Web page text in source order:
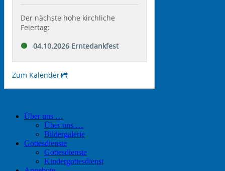
Über uns …
Über uns …
Bildergalerie
Gottesdienste
Gottesdienste
Kindergottesdienst